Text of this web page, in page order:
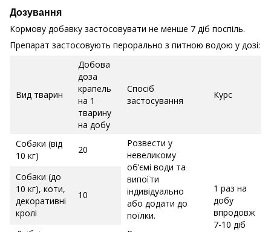
Дозування
Кормову добавку застосовувати не менше 7 діб поспіль.
Препарат застосовують перорально з питною водою у дозі:
Вид тварин
Добова
доза
крапель
на 1
тварину
на добу
Спосіб
застосування
Курс
Собаки (від
10 кг)
20
Розвести у
невеликому
об’ємі води та
випоїти
індивідуально
або додати до
поїлки.
1 раз на
добу
впродовж
7-10 діб
Собаки (до
10 кг), коти,
декоративні
кролі
10